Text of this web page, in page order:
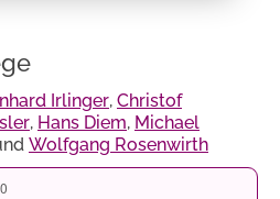
Irlinger, Christof
, Hans Diem, Michael
Wolfgang Rosenwirth